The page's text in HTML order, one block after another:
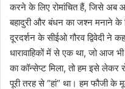
करने के लिए रोमांचित हैं, जिसे अब
बहादुरी और बंधन का जश्न मनाने के
दूरदर्शन के सीईओ गौरव द्विवेदी
धारावाहिकों में से एक था, जो आज
का कॉन्सेप्ट मिला, तो हम इसे लेकर
पूरी तरह से “हां” था। हम फौजी